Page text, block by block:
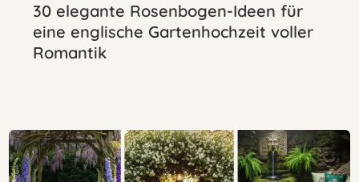
30 elegante Rosenbogen-Ideen für
eine englische Gartenhochzeit voller
Romantik